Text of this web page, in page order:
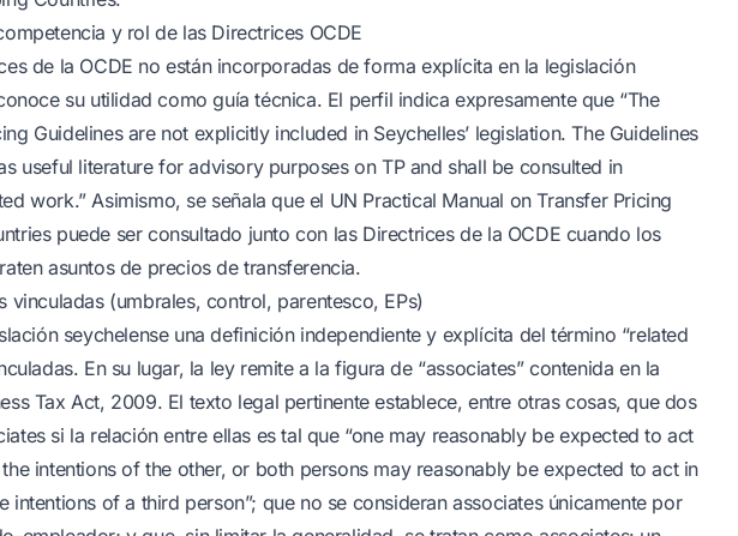
y rol de las Directrices OCDE
de la OCDE no están incorporadas de forma explícita en la legislación
su utilidad como guía técnica. El perfil indica expresamente que “The
Guidelines are not explicitly included in Seychelles’ legislation. The Guidelines
useful literature for advisory purposes on TP and shall be consulted in
work.” Asimismo, se señala que el UN Practical Manual on Transfer Pricing
puede ser consultado junto con las Directrices de la OCDE cuando los
asuntos de precios de transferencia.
vinculadas (umbrales, control, parentesco, EPs)
seychelense una definición independiente y explícita del término “related
En su lugar, la ley remite a la figura de “associates” contenida en la
Tax Act, 2009. El texto legal pertinente establece, entre otras cosas, que dos
si la relación entre ellas es tal que “one may reasonably be expected to act
intentions of the other, or both persons may reasonably be expected to act in
intentions of a third person”; que no se consideran associates únicamente por